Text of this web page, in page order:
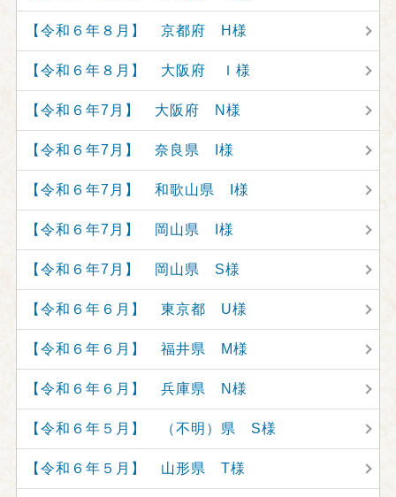
【令和６年８月】 京都府 H様
【令和６年８月】 大阪府 Ｉ様
【令和６年7月】 大阪府 N様
【令和６年7月】 奈良県 I様
【令和６年7月】 和歌山県 I様
【令和６年7月】 岡山県 I様
【令和６年7月】 岡山県 S様
【令和６年６月】 東京都 U様
【令和６年６月】 福井県 M様
【令和６年６月】 兵庫県 N様
【令和６年５月】 （不明）県 S様
【令和６年５月】 山形県 T様